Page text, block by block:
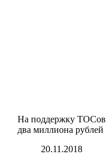
На поддержку ТОСов
два миллиона рублей
20.11.2018